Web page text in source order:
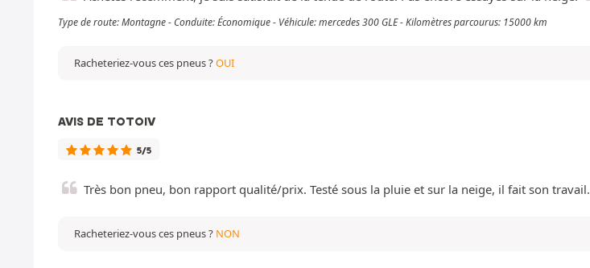
Type de route: Montagne - Conduite: Économique - Véhicule: mercedes 300 GLE - Kilomètres parcourus: 15000 km
Racheteriez-vous ces pneus ?OUI
AVIS DE TOTOIV
5/5
Très bon pneu, bon rapport qualité/prix. Testé sous la pluie et sur la neige, il fait son
Racheteriez-vous ces pneus ? NON